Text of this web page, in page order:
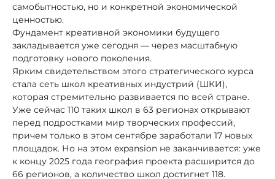
самобытностью, но и конкретной экономической
ценностью.
Фундамент креативной экономики будущего
закладывается уже сегодня — через масштабную
подготовку нового поколения.
Ярким свидетельством этого стратегического курса
стала сеть школ креативных индустрий (ШКИ),
которая стремительно развивается по всей стране.
Уже сейчас 110 таких школ в 63 регионах открывают
перед подростками мир творческих профессий,
причем только в этом сентябре заработали 17 новых
площадок. Но на этом expansion не заканчивается: уже
к концу 2025 года география проекта расширится до
66 регионов, а количество школ достигнет 118.